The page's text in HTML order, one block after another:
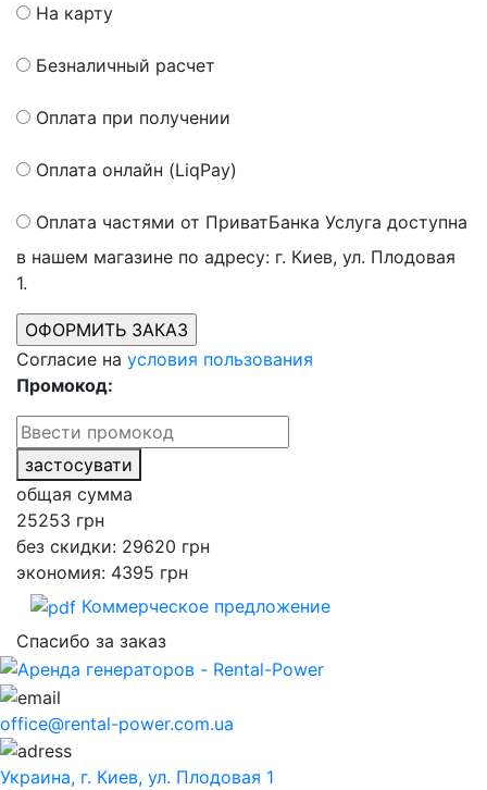
На карту
Безналичный расчет
Оплата при получении
Оплата онлайн (LiqPay)
Оплата частями от ПриватБанка Услуга доступна
в нашем магазине по адресу: г. Киев, ул. Плодовая
1.
Согласие на условия пользования
Промокод:
застосувати
общая сумма
25253 грн
без скидки: 29620 грн
экономия: 4395 грн
Коммерческое предложение
Спасибо за заказ
office@rental-power.com.ua
Украина, г. Киев, ул. Плодовая 1